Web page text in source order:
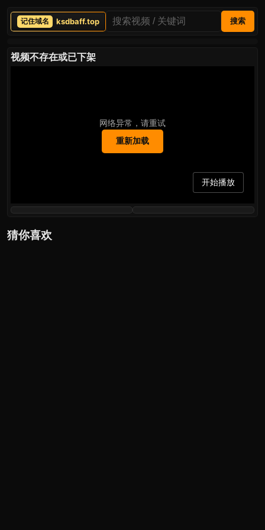
ksdbaff.top 搜索
视频不存在或已下架
网络异常，请重试
重新加载
开始播放
猜你喜欢